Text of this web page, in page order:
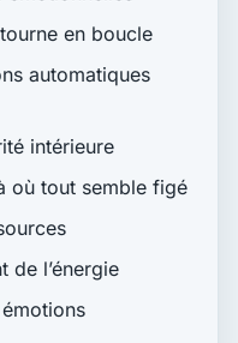
en boucle
automatiques
intérieure
où tout semble figé
de l’énergie